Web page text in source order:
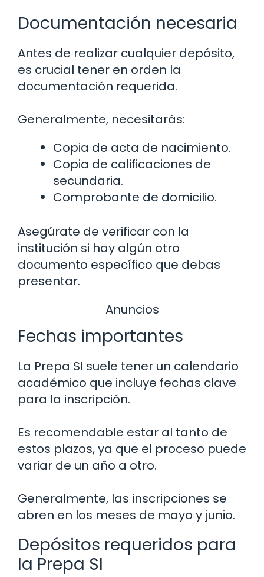
Documentación necesaria
Antes de realizar cualquier depósito,
es crucial tener en orden la
documentación requerida.
Generalmente, necesitarás:
Copia de acta de nacimiento.
Copia de calificaciones de
secundaria.
Comprobante de domicilio.
Asegúrate de verificar con la
institución si hay algún otro
documento específico que debas
presentar.
Anuncios
Fechas importantes
La Prepa SI suele tener un calendario
académico que incluye fechas clave
para la inscripción.
Es recomendable estar al tanto de
estos plazos, ya que el proceso puede
variar de un año a otro.
Generalmente, las inscripciones se
abren en los meses de mayo y junio.
Depósitos requeridos para
la Prepa SI